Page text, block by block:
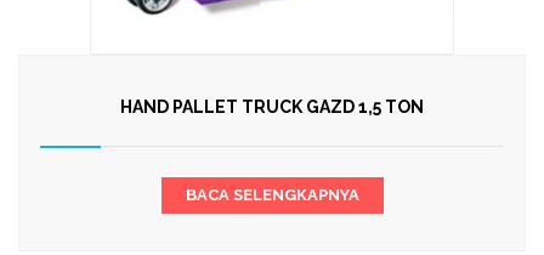
HAND PALLET TRUCK GAZD 1,5 TON
BACA SELENGKAPNYA